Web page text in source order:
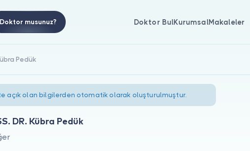
Doktor musunuz? Doktor BulKurumsalMakaleler
Pedük
açık olan bilgilerden otomatik olarak oluşturulmuştur.
DR. Kübra Pedük